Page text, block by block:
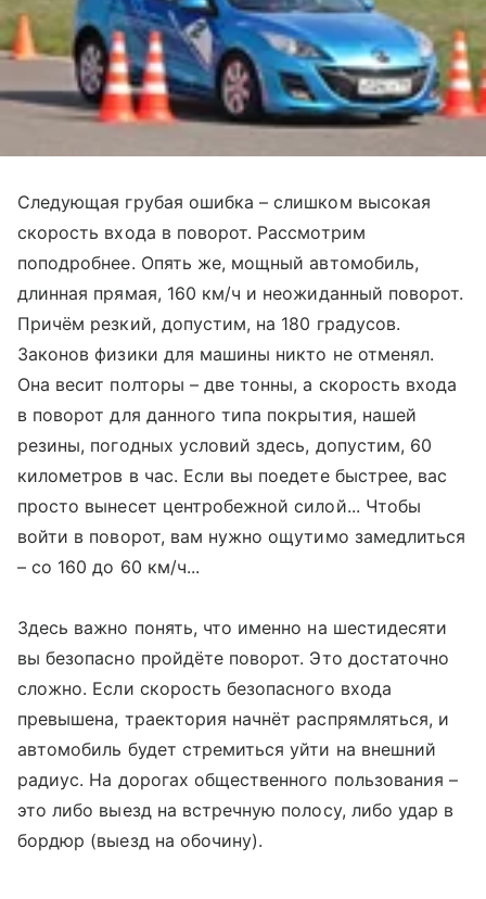
Следующая грубая ошибка – слишком высокая
скорость входа в поворот. Рассмотрим
поподробнее. Опять же, мощный автомобиль,
длинная прямая, 160 км/ч и неожиданный поворот.
Причём резкий, допустим, на 180 градусов.
Законов физики для машины никто не отменял.
Она весит полторы – две тонны, а скорость входа
в поворот для данного типа покрытия, нашей
резины, погодных условий здесь, допустим, 60
километров в час. Если вы поедете быстрее, вас
просто вынесет центробежной силой... Чтобы
войти в поворот, вам нужно ощутимо замедлиться
– со 160 до 60 км/ч...
Здесь важно понять, что именно на шестидесяти
вы безопасно пройдёте поворот. Это достаточно
сложно. Если скорость безопасного входа
превышена, траектория начнёт распрямляться, и
автомобиль будет стремиться уйти на внешний
радиус. На дорогах общественного пользования –
это либо выезд на встречную полосу, либо удар в
бордюр (выезд на обочину).